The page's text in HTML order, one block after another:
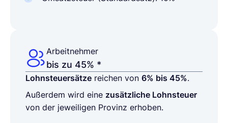
Arbeitnehmer
bis zu 45% *
Lohnsteuersätze reichen von 6% bis 45%.
Außerdem wird eine zusätzliche Lohnsteuer
von der jeweiligen Provinz erhoben.